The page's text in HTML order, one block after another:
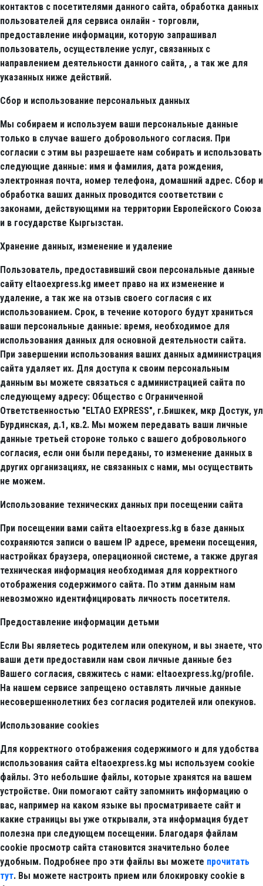
контактов с посетителями данного сайта, обработка данных
пользователей для сервиса онлайн - торговли,
предоставление информации, которую запрашивал
пользователь, осуществление услуг, связанных с
направлением деятельности данного сайта, , а так же для
указанных ниже действий.
Сбор и использование персональных данных
Мы собираем и используем ваши персональные данные
только в случае вашего добровольного согласия. При
согласии с этим вы разрешаете нам собирать и использовать
следующие данные: имя и фамилия, дата рождения,
электронная почта, номер телефона, домашний адрес. Сбор и
обработка ваших данных проводится соответствии с
законами, действующими на территории Европейского Союза
и в государстве Кыргызстан.
Хранение данных, изменение и удаление
Пользователь, предоставивший свои персональные данные
сайту eltaoexpress.kg имеет право на их изменение и
удаление, а так же на отзыв своего согласия с их
использованием. Срок, в течение которого будут храниться
ваши персональные данные: время, необходимое для
использования данных для основной деятельности сайта.
При завершении использования ваших данных администрация
сайта удаляет их. Для доступа к своим персональным
данным вы можете связаться с администрацией сайта по
следующему адресу: Общество с Ограниченной
Ответственностью "ELTAO EXPRESS", г.Бишкек, мкр Достук, ул
Бурдинская, д.1, кв.2. Мы можем передавать ваши личные
данные третьей стороне только с вашего добровольного
согласия, если они были переданы, то изменение данных в
других организациях, не связанных с нами, мы осуществить
не можем.
Использование технических данных при посещении сайта
При посещении вами сайта eltaoexpress.kg в базе данных
сохраняются записи о вашем IP адресе, времени посещения,
настройках браузера, операционной системе, а также другая
техническая информация необходимая для корректного
отображения содержимого сайта. По этим данным нам
невозможно идентифицировать личность посетителя.
Предоставление информации детьми
Если Вы являетесь родителем или опекуном, и вы знаете, что
ваши дети предоставили нам свои личные данные без
Вашего согласия, свяжитесь с нами: eltaoexpress.kg/profile.
На нашем сервисе запрещено оставлять личные данные
несовершеннолетних без согласия родителей или опекунов.
Использование cookies
Для корректного отображения содержимого и для удобства
использования сайта eltaoexpress.kg мы используем cookie
файлы. Это небольшие файлы, которые хранятся на вашем
устройстве. Они помогают сайту запомнить информацию о
вас, например на каком языке вы просматриваете сайт и
какие страницы вы уже открывали, эта информация будет
полезна при следующем посещении. Благодаря файлам
cookie просмотр сайта становится значительно более
удобным. Подробнее про эти файлы вы можете прочитать
тут. Вы можете настроить прием или блокировку cookie в